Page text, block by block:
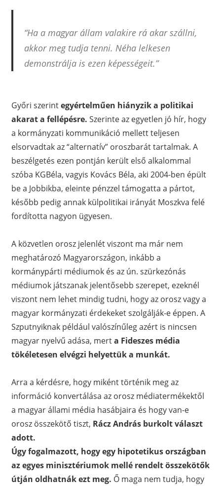
“Ha a magyar állam valakire rá akar szállni,
akkor meg tudja tenni. Néha lelkesen
demonstrálja is ezen képességeit.”
Győri szerintegyértelműen hiányzik a politikai
akarat a fellépésre. Szerinte az egyetlen jó hír, hogy
a kormányzati kommunikáció mellett teljesen
elsorvadtak az “alternatív” oroszbarát tartalmak. A
beszélgetés ezen pontján került első alkalommal
szóba KGBéla, vagyis Kovács Béla, aki 2004-ben épült
be a Jobbikba, eleinte pénzzel támogatta a pártot,
később pedig annak külpolitikai irányát Moszkva felé
fordította nagyon ügyesen.
A közvetlen orosz jelenlét viszont ma már nem
meghatározó Magyarországon, inkább a
kormánypárti médiumok és az ún. szürkezónás
médiumok játszanak jelentősebb szerepet, ezeknél
viszont nem lehet mindig tudni, hogy az orosz vagy a
magyar kormányzati érdekeket szolgálják-e éppen. A
Szputnyiknak például valószínűleg azért is nincsen
magyar nyelvű adása, merta Fideszes média
tökéletesen elvégzi helyettük a munkát.
Arra a kérdésre, hogy miként történik meg az
információ konvertálása az orosz médiatermékektől
a magyar állami média hasábjaira és hogy van-e
orosz összekötő tiszt, Rácz András burkolt választ
adott.
Úgy fogalmazott, hogy egy hipotetikus országban
az egyes minisztériumok mellé rendelt összekötők
útján oldhatnák ezt meg. Ő maga nem tudja, hogy